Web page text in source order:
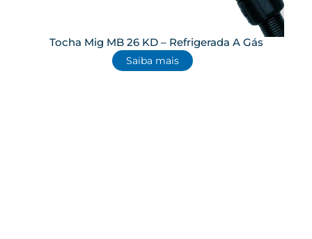
Tocha Mig MB 26 KD – Refrigerada A Gás
Saiba mais